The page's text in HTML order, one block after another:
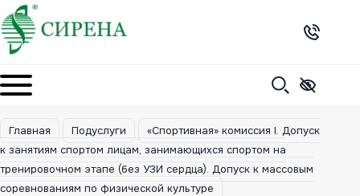
Skip
to
content
Главная Подуслуги
«Спортивная» комиссия I. Допуск
к занятиям спортом лицам, занимающихся спортом на
тренировочном этапе (без УЗИ сердца). Допуск к массовым
соревнованиям по физической культуре